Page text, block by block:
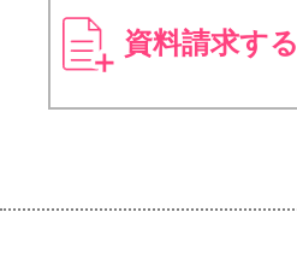
資料請求する